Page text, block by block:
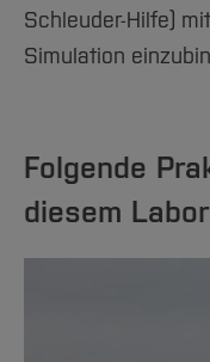
Schleuder-Hilfe)
Simulation
Folgende
diesem